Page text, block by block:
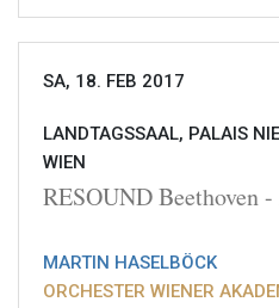
SA, 18. FEB 2017
LANDTAGSSAAL, PALAIS
WIEN
RESOUND Beethoven
MARTIN HASELBÖCK
ORCHESTER WIENER